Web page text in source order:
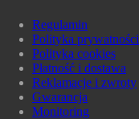
Regulamin
Polityka prywatności
Polityka cookies
Płatność i dostawa
Reklamacje i zwroty
Gwarancja
Monitoring